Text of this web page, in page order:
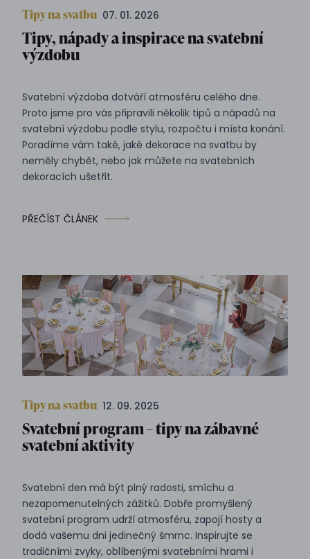
Tipy na svatbu 07. 01. 2026
Tipy, nápady a inspirace na svatební
výzdobu
Svatební výzdoba dotváří atmosféru celého dne.
Proto jsme pro vás připravili několik tipů a nápadů na
svatební výzdobu podle stylu, rozpočtu i místa konání.
Poradíme vám také, jaké dekorace na svatbu by
neměly chybět, nebo jak můžete na svatebních
dekoracích ušetřit.
PŘEČÍST ČLÁNEK
Tipy na svatbu 12. 09. 2025
Svatební program – tipy na zábavné
svatební aktivity
Svatební den má být plný radosti, smíchu a
nezapomenutelných zážitků. Dobře promyšlený
svatební program udrží atmosféru, zapojí hosty a
dodá vašemu dni jedinečný šmrnc. Inspirujte se
tradičními zvyky, oblíbenými svatebními hrami i